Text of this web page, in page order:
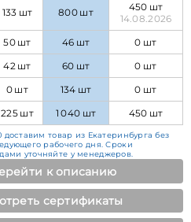
133 шт 800 шт
450 шт
14.08.2026
50 шт 46 шт
0 шт
42 шт 60 шт
0 шт
0 шт 134 шт
0 шт
225 шт 1 040 шт 450 шт
товар из Екатеринбурга без
рабочего дня. Сроки
уточняйте у менеджеров.
к описанию
сертификаты